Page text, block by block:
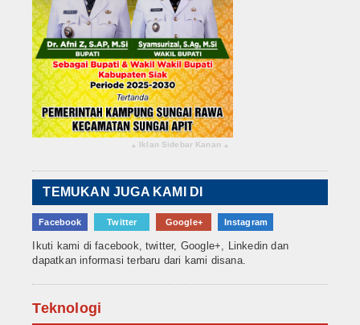
▴ Iklan Sidebar Kanan ▴
TEMUKAN JUGA KAMI DI
Facebook Twitter Google+ Instagram
Ikuti kami di facebook, twitter, Google+, Linkedin dan
dapatkan informasi terbaru dari kami disana.
Teknologi